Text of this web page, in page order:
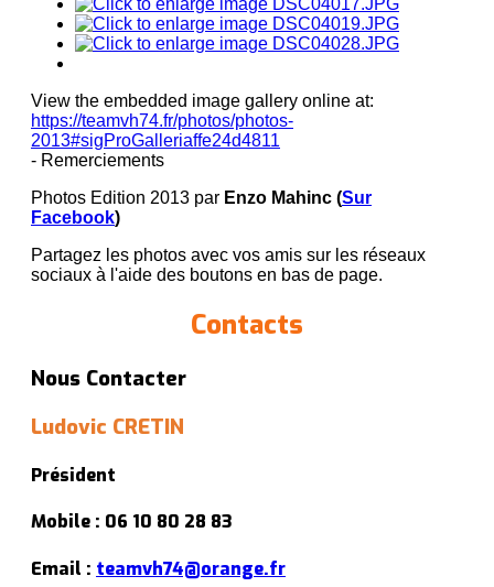
View the embedded image gallery online at:
https://teamvh74.fr/photos/photos-
2013#sigProGalleriaffe24d4811
- Remerciements
Photos Edition 2013 par Enzo Mahinc (Sur
Facebook)
Partagez les photos avec vos amis sur les réseaux
sociaux à l'aide des boutons en bas de page.
Contacts
Nous Contacter
Ludovic CRETIN
Président
Mobile : 06 10 80 28 83
Email : teamvh74@orange.fr